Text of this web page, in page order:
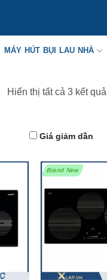
MÁY HÚT BỤI LAU NHÀ
Hiển thị tất cả 3 kết quả
Giá giảm dần
Brand New